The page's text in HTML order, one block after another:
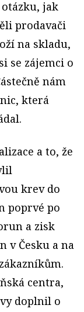
jak
prodavači
na skladu,
se zájemci o
nám
která
a to, že
krev do
poprvé po
a zisk
v Česku a na
centra,
doplnil o